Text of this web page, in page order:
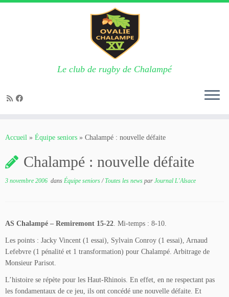
Le club de rugby de Chalampé
Accueil » Équipe seniors » Chalampé : nouvelle défaite
Chalampé : nouvelle défaite
3 novembre 2006 dans Équipe seniors/Toutes les news par Journal L'Alsace
AS Chalampé – Remiremont 15-22. Mi-temps : 8-10.
Les points : Jacky Vincent (1 essai), Sylvain Conroy (1 essai), Arnaud
Lefebvre (1 pénalité et 1 transformation) pour Chalampé. Arbitrage de
Monsieur Parisot.
L’histoire se répète pour les Haut-Rhinois. En effet, en ne respectant pas
les fondamentaux de ce jeu, ils ont concédé une nouvelle défaite. Et